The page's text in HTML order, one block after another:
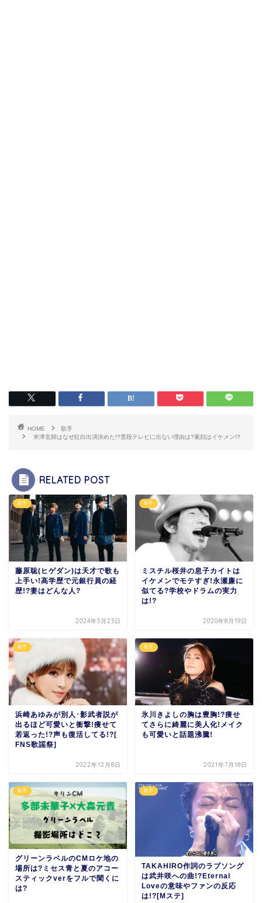
HOME
歌手
米津玄師はなぜ紅白出演決めた!?普段テレビに出ない理由は?素顔はイケメン!?
RELATED POST
歌手
藤原聡(ヒゲダン)は天才で歌も
上手い!高学歴で元銀行員の経
歴!?妻はどんな人?
2024年5月23日
歌手
ミスチル桜井の息子カイトは
イケメンでモテすぎ!永瀬廉に
似てる?学校やドラムの実力
は!?
2020年8月19日
歌手
浜崎あゆみが別人･影武者説が
出るほど可愛いと衝撃!痩せて
若返った!?声も復活してる!?[
FNS歌謡祭]
2022年12月8日
歌手
氷川きよしの胸は豊胸!?痩せ
てさらに綺麗に美人化!メイク
も可愛いと話題沸騰!
2021年7月18日
歌手
グリーンラベルのCMロケ地の
場所は?ミセス青と夏のアコー
スティックverをフルで聞くに
は?
歌手
TAKAHIRO作詞のラブソング
は武井咲への曲!?Eternal
Loveの意味やファンの反応
は!?[Mステ]